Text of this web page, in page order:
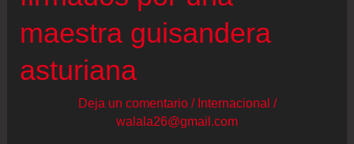
maestra guisandera
asturiana
Deja un comentario / Internacional /
walala26@gmail.com